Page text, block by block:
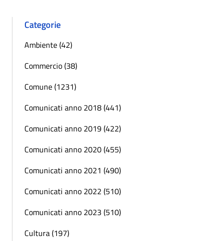
Categorie
Ambiente (42)
Commercio (38)
Comune (1231)
Comunicati anno 2018 (441)
Comunicati anno 2019 (422)
Comunicati anno 2020 (455)
Comunicati anno 2021 (490)
Comunicati anno 2022 (510)
Comunicati anno 2023 (510)
Cultura (197)